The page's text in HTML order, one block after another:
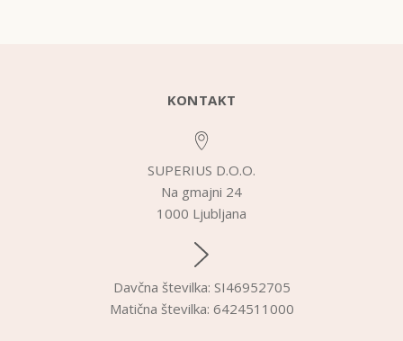
KONTAKT
SUPERIUS D.O.O.
Na gmajni 24
1000 Ljubljana
Davčna številka: SI46952705
Matična številka: 6424511000